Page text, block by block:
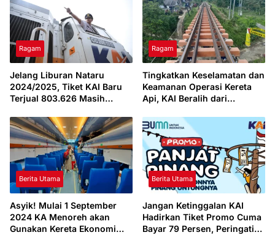
Ragam
Jelang Liburan Nataru
2024/2025, Tiket KAI Baru
Terjual 803.626 Masih
Ragam
Tingkatkan Keselamatan dan
Keamanan Operasi Kereta
Api, KAI Beralih dari
Berita Utama
Asyik! Mulai 1 September
2024 KA Menoreh akan
Gunakan Kereta Ekonomi
Berita Utama
Jangan Ketinggalan KAI
Hadirkan Tiket Promo Cuma
Bayar 79 Persen, Peringati